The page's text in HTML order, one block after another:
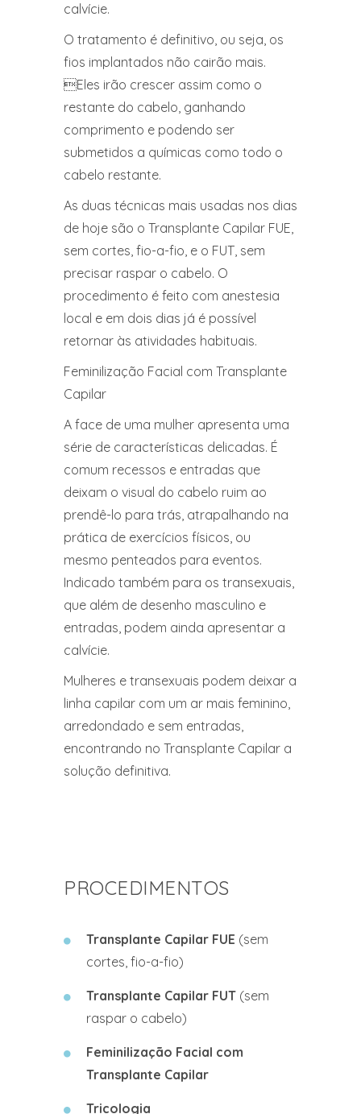
calvície.
O tratamento é definitivo, ou seja, os
fios implantados não cairão mais.
Eles irão crescer assim como o
restante do cabelo, ganhando
comprimento e podendo ser
submetidos a químicas como todo o
cabelo restante.
As duas técnicas mais usadas nos dias
de hoje são o Transplante Capilar FUE,
sem cortes, fio-a-fio, e o FUT, sem
precisar raspar o cabelo. O
procedimento é feito com anestesia
local e em dois dias já é possível
retornar às atividades habituais.
Feminilização Facial com Transplante
Capilar
A face de uma mulher apresenta uma
série de características delicadas. É
comum recessos e entradas que
deixam o visual do cabelo ruim ao
prendê-lo para trás, atrapalhando na
prática de exercícios físicos, ou
mesmo penteados para eventos.
Indicado também para os transexuais,
que além de desenho masculino e
entradas, podem ainda apresentar a
calvície.
Mulheres e transexuais podem deixar a
linha capilar com um ar mais feminino,
arredondado e sem entradas,
encontrando no Transplante Capilar a
solução definitiva.
PROCEDIMENTOS
Transplante Capilar FUE (sem
cortes, fio-a-fio)
Transplante Capilar FUT (sem
raspar o cabelo)
Feminilização Facial com
Transplante Capilar
Tricologia